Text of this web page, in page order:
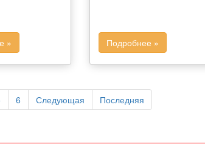
» Подробнее »
6 Следующая Последняя